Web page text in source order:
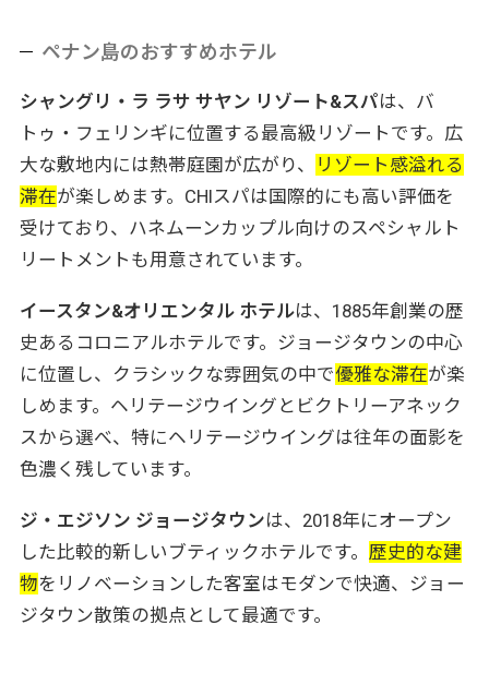
ペナン島のおすすめホテル
シャングリ・ラ ラサ サヤン リゾート&スパは、バ
トゥ・フェリンギに位置する最高級リゾートです。広
大な敷地内には熱帯庭園が広がり、
リゾート感溢れる
滞在が楽しめます。CHIスパは国際的にも高い評価を
受けており、ハネムーンカップル向けのスペシャルト
リートメントも用意されています。
イースタン&オリエンタル ホテルは、1885年創業の歴
史あるコロニアルホテルです。ジョージタウンの中心
に位置し、クラシックな雰囲気の中で優雅な滞在が楽
しめます。ヘリテージウイングとビクトリーアネック
スから選べ、特にヘリテージウイングは往年の面影を
色濃く残しています。
ジ・エジソン ジョージタウンは、2018年にオープン
した比較的新しいブティックホテルです。 歴史的な建
物をリノベーションした客室はモダンで快適、ジョー
ジタウン散策の拠点として最適です。